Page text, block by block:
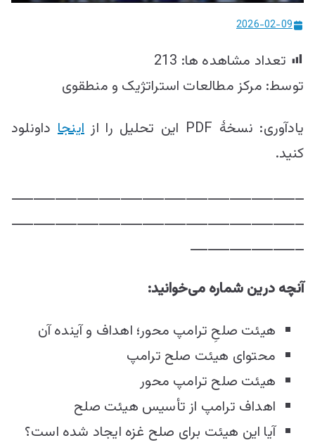
مرکز
2026-02-09
تعداد مشاهده ها: 213
توسط: مرکز مطالعات استراتژيک و منطقوی
یادآوری: نسخۀ PDF این تحلیل را از
اینجا داونلود
کنید.
ـــــــــــــــــــــــــــــــــــــــــــــــــــــــــــــــــــ
ـــــــــــــــــــــــــــــــــــــــــــــــــــــــــــــــــــ
ــــــــــــــــــــــــــ
آنچه درین شماره می‌خوانید:
هیئت صلحِ ترامپ محور؛ اهداف و آینده آن
محتوای هیئت صلح ترامپ
هیئت صلح ترامپ محور
اهداف ترامپ از تأسیس هیئت صلح
آیا این هیئت برای صلح غزه ایجاد شده است؟